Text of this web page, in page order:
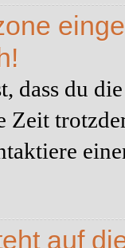
dass du
Zeit
auf